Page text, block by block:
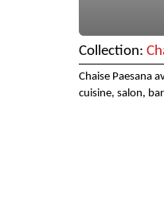
Collection:
Chaise Paesana
cuisine, salon,